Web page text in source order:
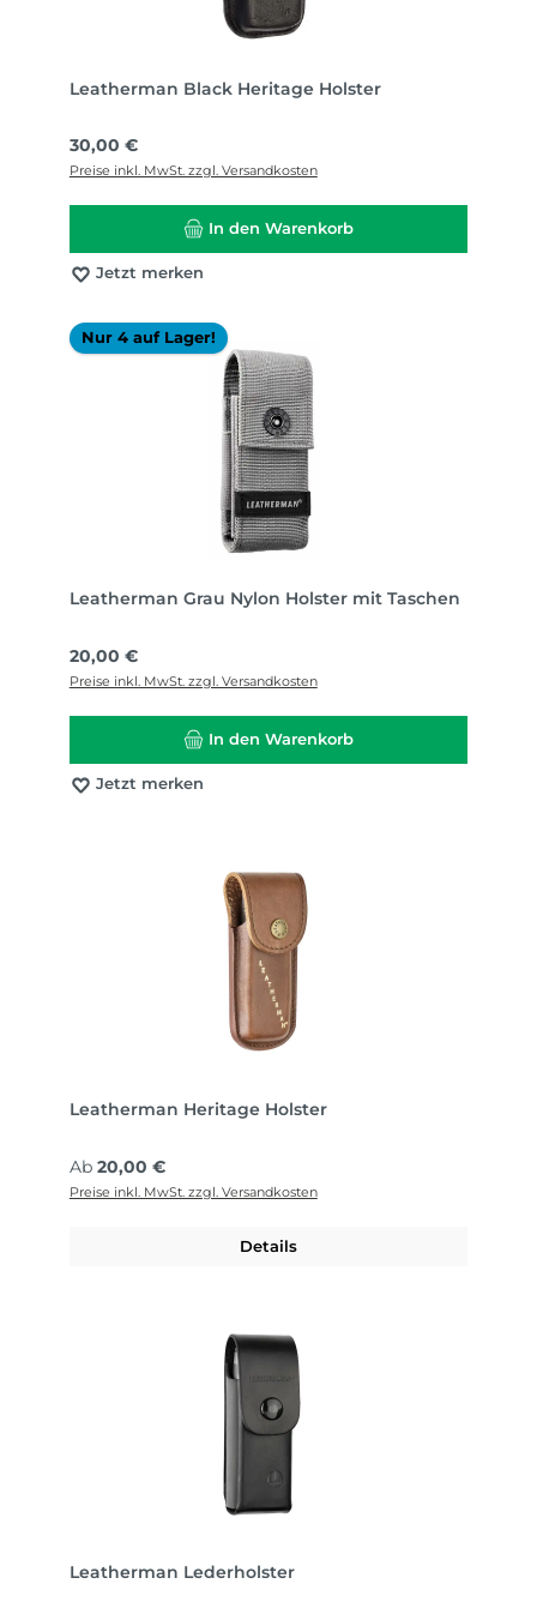
Leatherman Black Heritage Holster
Regulärer Preis:
30,00 €
Preise inkl. MwSt. zzgl. Versandkosten
In den Warenkorb
Jetzt merken
Nur 4 auf Lager!
Leatherman Grau Nylon Holster mit Taschen
Regulärer Preis:
20,00 €
Preise inkl. MwSt. zzgl. Versandkosten
In den Warenkorb
Jetzt merken
Leatherman Heritage Holster
Regulärer Preis:
Ab 20,00 €
Preise inkl. MwSt. zzgl. Versandkosten
Details
Leatherman Lederholster